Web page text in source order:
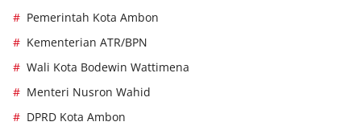
Pemerintah Kota Ambon
Kementerian ATR/BPN
Wali Kota Bodewin Wattimena
Menteri Nusron Wahid
DPRD Kota Ambon